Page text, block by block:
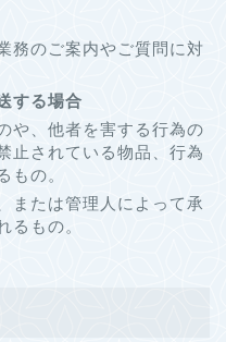
務のご案内やご質問に対
する場合
や、他者を害する行為の
止されている物品、行為
もの。
または管理人によって承
るもの。